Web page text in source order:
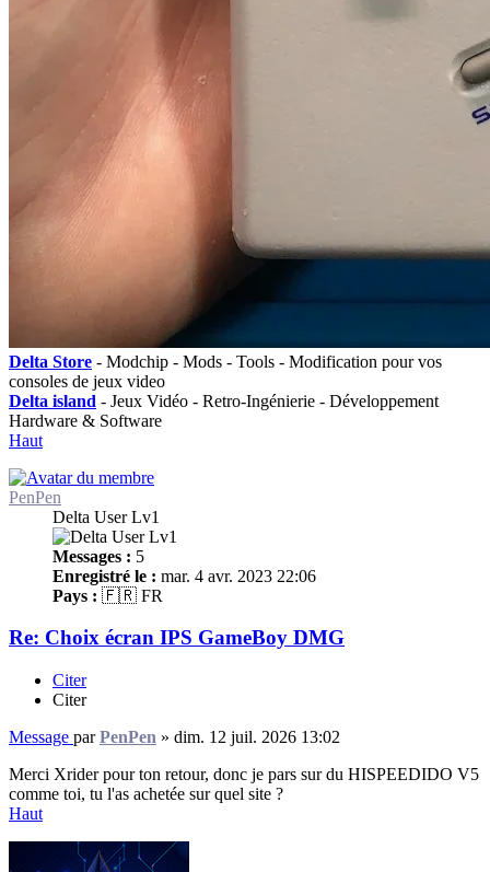
Delta Store - Modchip - Mods - Tools - Modification pour vos
consoles de jeux video
Delta island - Jeux Vidéo - Retro-Ingénierie - Développement
Hardware & Software
Haut
PenPen
Delta User Lv1
Messages : 5
Enregistré le : mar. 4 avr. 2023 22:06
Pays : 🇫🇷 FR
Re: Choix écran IPS GameBoy DMG
Citer
Citer
Message parPenPen » dim. 12 juil. 2026 13:02
Merci Xrider pour ton retour, donc je pars sur du HISPEEDIDO V5
comme toi, tu l'as achetée sur quel site ?
Haut